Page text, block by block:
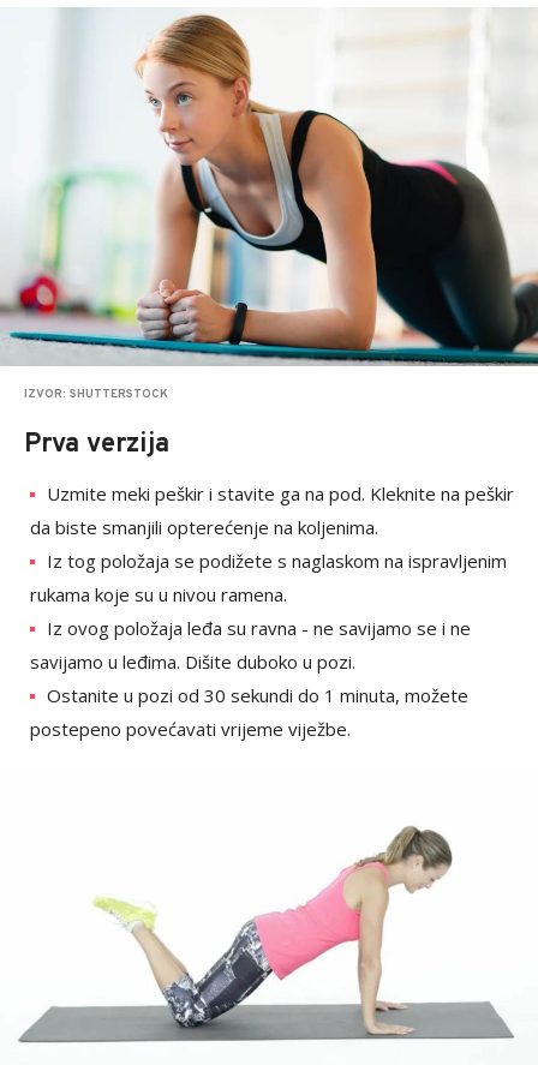
IZVOR: SHUTTERSTOCK
Prva verzija
Uzmite meki peškir i stavite ga na pod. Kleknite na peškir
da biste smanjili opterećenje na koljenima.
Iz tog položaja se podižete s naglaskom na ispravljenim
rukama koje su u nivou ramena.
Iz ovog položaja leđa su ravna - ne savijamo se i ne
savijamo u leđima. Dišite duboko u pozi.
Ostanite u pozi od 30 sekundi do 1 minuta, možete
postepeno povećavati vrijeme viježbe.